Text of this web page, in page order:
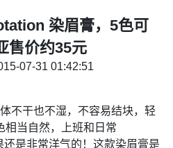
染眉膏，5色可
售价约35元
07-31 01:42:51
不干也不湿，不容易结块，轻
相当自然，上班和日常
还是非常洋气的！这款染眉膏是